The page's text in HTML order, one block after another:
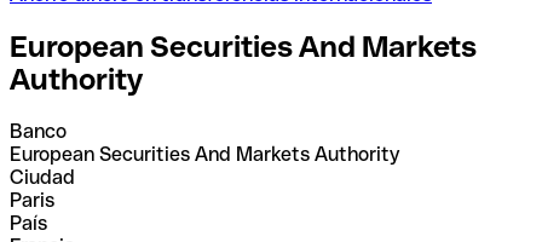
European Securities And Markets
Authority
Banco
European Securities And Markets Authority
Ciudad
Paris
País